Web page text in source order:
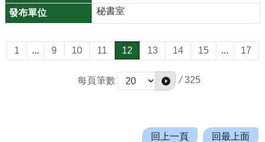
資
安
全
秘書室
1 ... 9 10 11 12 13 14 15 ... 17
每頁筆數 / 325
回上一頁 回最上面